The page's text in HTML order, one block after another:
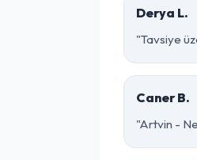
Derya L.
"Tavsiye
Caner B.
"Artvin -